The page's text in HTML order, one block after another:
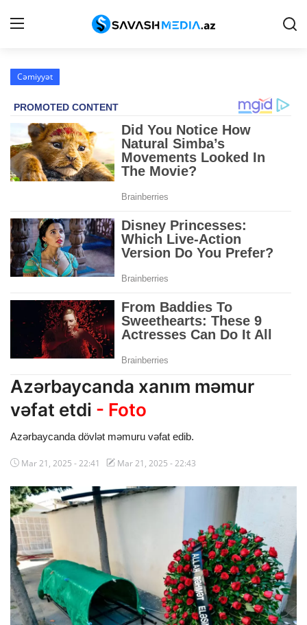
Haqqımızda
Peşə etikası
Reklam
Siyasət
İqtisadiyyat
Hadisə
Dünya
Cəmiyyət
İdman
Kriminal
Sağlıq
Digər
Cəmiyyət
Azərbaycanda xanım məmur
vəfat etdi - Foto
Azərbaycanda dövlət məmuru vəfat edib.
Mar 21, 2025 - 22:41 Mar 21, 2025 - 22:43